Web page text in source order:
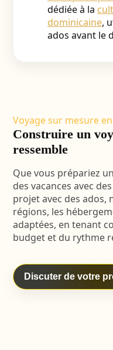
dédiée à la
dominicaine,
ados avant le
Voyage sur mesure
Construire un
ressemble
Que vous prépariez
des vacances avec
projet avec des ados,
régions, les
adaptées, en tenant
budget et du rythme
Discuter de votre